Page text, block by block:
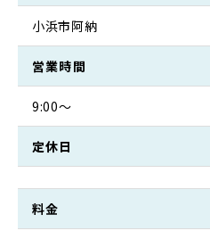
小浜市阿納
営業時間
9:00〜
定休日
料金